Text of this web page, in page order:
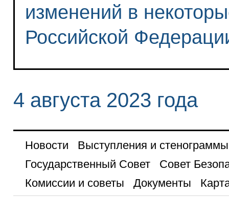
изменений в
Российской
4 августа 2023 года
Новости
Выступления и стенограммы
Государственный Совет
Совет
Комиссии и советы
Документы